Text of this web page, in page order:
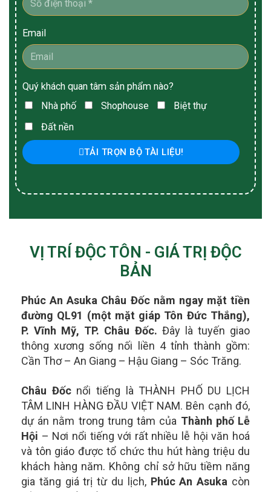
Email
Quý khách quan tâm sản phẩm nào?
Nhà phố
Shophouse
Biệt thự
Đất nền
TẢI TRỌN BỘ TÀI LIỆU!
VỊ TRÍ ĐỘC TÔN - GIÁ TRỊ ĐỘC
BẢN
Phúc An Asuka Châu Đốc nằm ngay mặt tiền
đường QL91 (một mặt giáp Tôn Đức Thắng),
P. Vĩnh Mỹ, TP. Châu Đốc. Đây là tuyến giao
thông xương sống nối liền 4 tỉnh thành gồm:
Cần Thơ – An Giang – Hậu Giang – Sóc Trăng.
Châu Đốcnổi tiếng là THÀNH PHỐ DU LỊCH
TÂM LINH HÀNG ĐẦU VIỆT NAM. Bên cạnh đó,
dự án nằm trong trung tâm của Thành phố Lễ
Hội – Nơi nổi tiếng với rất nhiều lễ hội văn hoá
và tôn giáo được tổ chức thu hút hàng triệu du
khách hàng năm. Không chỉ sở hữu tiềm năng
gia tăng giá trị từ du lịch, Phúc An Asuka còn